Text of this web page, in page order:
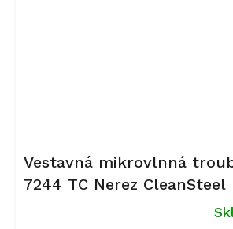
Vestavná mikrovlnná
7244 TC Nerez CleanSteel